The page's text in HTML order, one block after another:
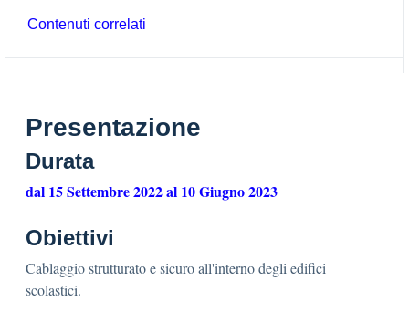
Contenuti correlati
Presentazione
Durata
dal 15 Settembre 2022 al 10 Giugno 2023
Obiettivi
Cablaggio strutturato e sicuro all'interno degli edifici
scolastici.